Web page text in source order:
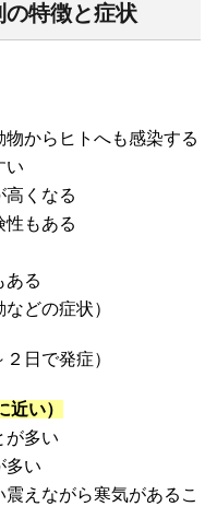
特徴と症状
物からヒトへも感染する
い
くなる
性もある
ある
どの症状）
日で発症）
近い）
が多い
多い
震えながら寒気があるこ